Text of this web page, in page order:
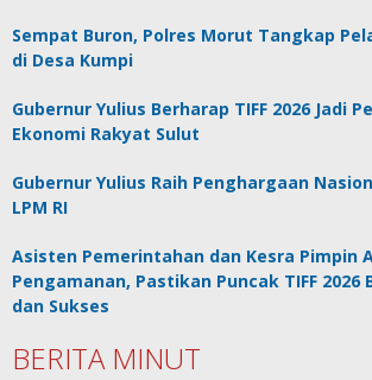
Sempat Buron, Polres Morut Tangkap
di Desa Kumpi
Gubernur Yulius Berharap TIFF 2026 Jadi
Ekonomi Rakyat Sulut
Gubernur Yulius Raih Penghargaan
LPM RI
Asisten Pemerintahan dan Kesra Pimpin
Pengamanan, Pastikan Puncak TIFF 2026
dan Sukses
BERITA MINUT